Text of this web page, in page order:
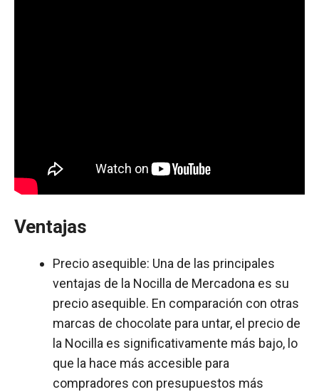
Ventajas
Precio asequible: Una de las principales
ventajas de la Nocilla de Mercadona es su
precio asequible. En comparación con otras
marcas de chocolate para untar, el precio de
la Nocilla es significativamente más bajo, lo
que la hace más accesible para
compradores con presupuestos más